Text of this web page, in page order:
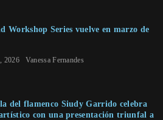
Workshop Series vuelve en marzo de
2026 Vanessa Fernandes
del flamenco Siudy Garrido celebra
con una presentación triunfal a